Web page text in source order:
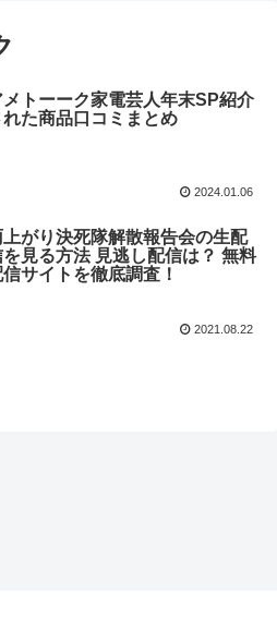
メトーーク家電芸人年末SP紹介
れた商品口コミまとめ
2024.01.06
上がり決死隊解散報告会の生配
を見る方法 見逃し配信は？ 無料
サイトを徹底調査！
2021.08.22